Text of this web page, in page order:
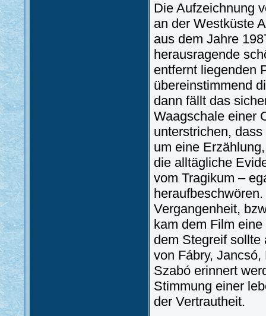
Die Aufzeichnung
an der Westküste
aus dem Jahre
herausragende
entfernt liegenden
übereinstimmend
dann fällt das
Waagschale einer
unterstrichen,
um eine
die alltägliche
vom Tragikum –
Vergangenheit,
kam dem Film
dem Stegreif sollte
von Fábry,
Szabó erinnert
Stimmung einer
der Vertrautheit.